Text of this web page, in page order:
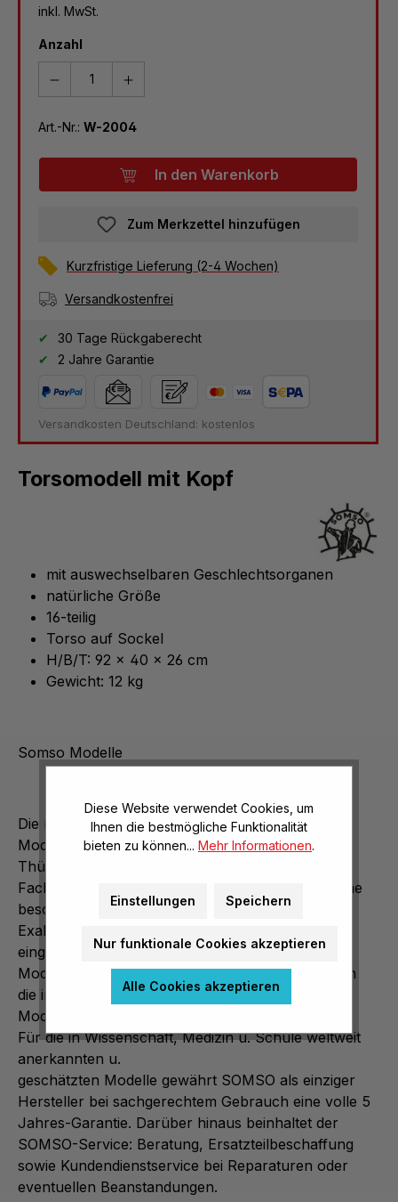
inkl. MwSt.
Anzahl
Art.-Nr.: W-2004
In den Warenkorb
Zum Merkzettel hinzufügen
Kurzfristige Lieferung (2-4 Wochen)
Versandkostenfrei
30 Tage Rückgaberecht
2 Jahre Garantie
Versandkosten Deutschland: kostenlos
Torsomodell mit Kopf
mit auswechselbaren Geschlechtsorganen
natürliche Größe
16-teilig
Torso auf Sockel
H/B/T: 92 x 40 x 26 cm
Gewicht: 12 kg
Somso Modelle
Die mit der SOMSO-Sonne gekennzeichneten
Modelle werden ausschließlich in Sonneberg,
Thüringen und Coburg von hochqualifizierten
Fachkräften gefertigt und zeichnen sich durch eine
besonders hohe Qualität und wissenschaftliche
Exaktheit aus. Die SOMSO-Sonne ist das
eingetragene Markenzeichen für nahezu 1000
Modelle aus Anatomie, Zoologie u. Botanik.
Durch
die individuelle Handbemalung wird jedes SOMSO
Modell zu einem unverwechselbaren Einzelstück.
Für die in Wissenschaft, Medizin u. Schule weltweit
anerkannten u.
geschätzten Modelle gewährt SOMSO als einziger
Hersteller bei sachgerechtem Gebrauch eine volle 5
Jahres-Garantie. Darüber hinaus beinhaltet der
SOMSO-Service: Beratung, Ersatzteilbeschaffung
sowie Kundendienstservice bei Reparaturen oder
eventuellen Beanstandungen.
Diese Website verwendet Cookies, um
Ihnen die bestmögliche Funktionalität
bieten zu können... Mehr Informationen.
Einstellungen Speichern
Nur funktionale Cookies akzeptieren
Alle Cookies akzeptieren